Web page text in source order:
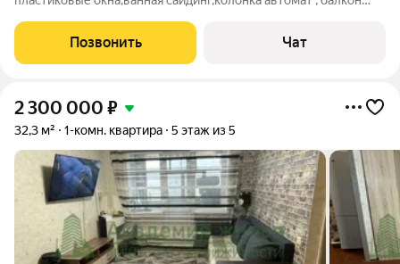
Позвонить Чат
2 300 000 ₽
32,3 м² 1-комн. квартира 5 этаж из 5